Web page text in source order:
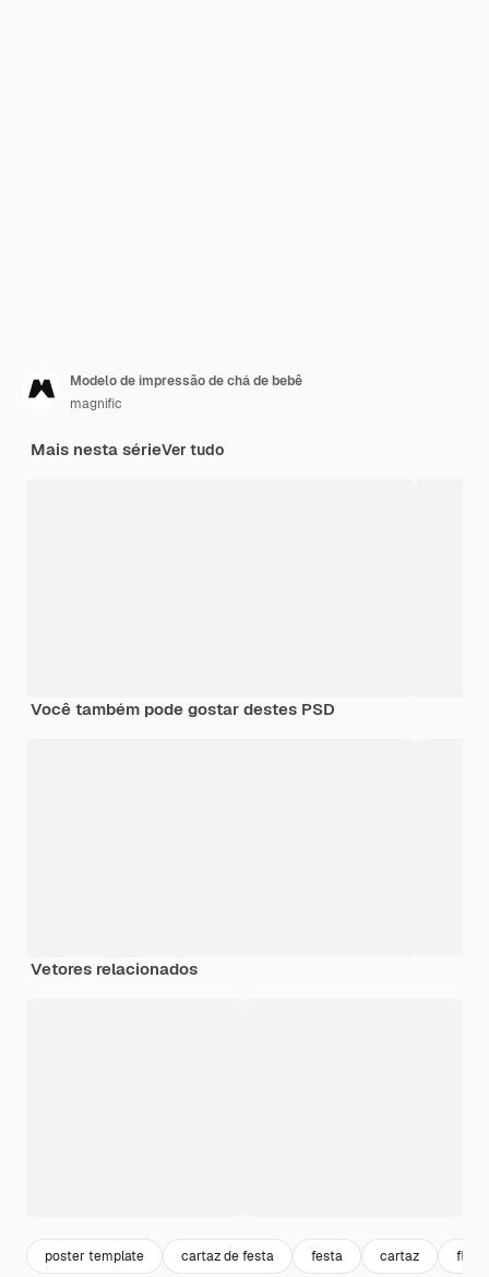
Modelo de impressão de chá de bebê
magnific
Mais nesta sérieVer tudo
Você também pode gostar destes PSD
Vetores relacionados
poster template cartaz de festa festa cartaz flyer